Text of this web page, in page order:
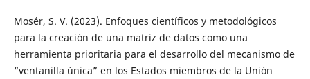
Mosér, S. V. (2023). Enfoques científicos y metodológicos
para la creación de una matriz de datos como una
herramienta prioritaria para el desarrollo del mecanismo de
“ventanilla única” en los Estados miembros de la Unión